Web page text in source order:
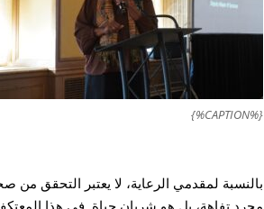
{%CAPTION%}
بالنسبة لمقدمي الرعاية، لا يعتبر التحقق من
مجرد تفاهة، بل هو شريان حياة. في هذا